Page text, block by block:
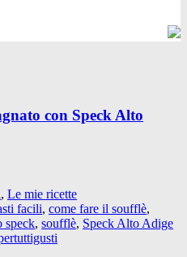
con Speck Alto
, Le mie ricette
facili, come fare il soufflè,
speck, soufflè, Speck Alto Adige